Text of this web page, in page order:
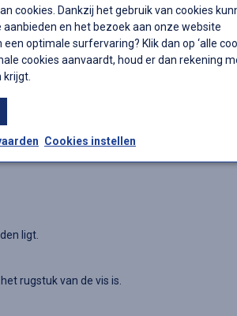
ligt.
rugstuk van de vis is.
cookies. Dankzij het gebruik van cookies
en het bezoek aan onze website
optimale surfervaring? Klik dan op ‘alle
cookies aanvaardt, houd er dan rekening
krijgt.
Cookies instellen